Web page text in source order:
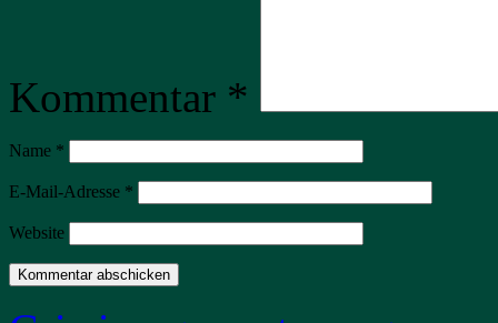
Kommentar *
Name *
E-Mail-Adresse *
Website